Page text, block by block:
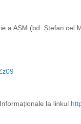
a AȘM (bd. Ștefan cel
la linkul